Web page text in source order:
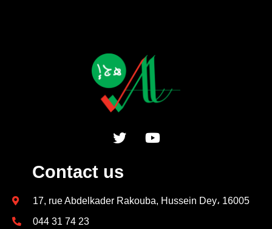
Contact us
17, rue Abdelkader Rakouba, Hussein Dey، 16005
044 31 74 23